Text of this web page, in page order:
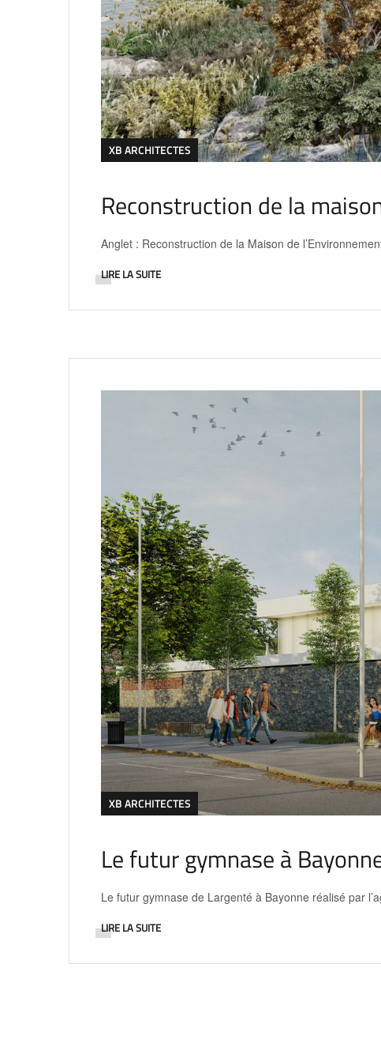
XB ARCHITECTES
Reconstruction de la
Anglet : Reconstruction de la Maison de
LIRE LA SUITE
XB ARCHITECTES
Le futur gymnase à
Le futur gymnase de Largenté à Bayonne réalisé par
LIRE LA SUITE